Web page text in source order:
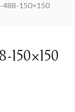
488-150×150
150×150